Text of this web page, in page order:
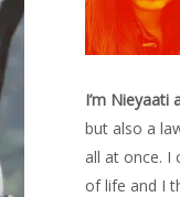
I’m Nieyaati
but also a
all at once. I
of life and I